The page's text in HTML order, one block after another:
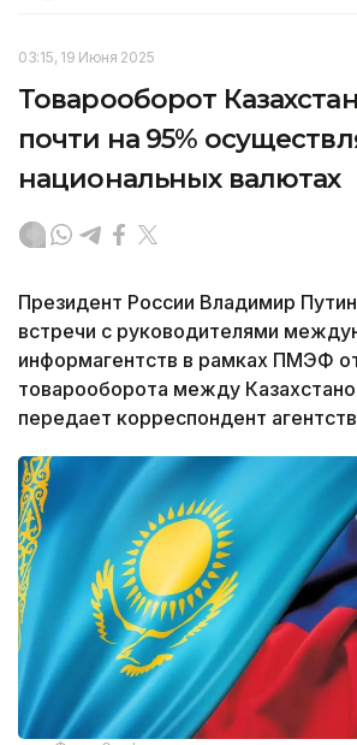
03:15, 19 Июня 2025
Товарооборот
почти на 95%
национальных валютах
Президент России Владимир
встречи с руководителями
информагентств в рамках ПМЭФ
товарооборота между
передает корреспондент